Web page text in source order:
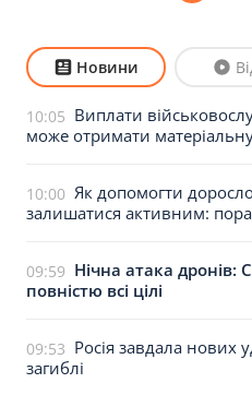
Новини
10:05 Виплати
може отримати
10:00 Як допомогти
залишатися активним:
09:59 Нічна атака дронів:
повністю всі цілі
09:53 Росія завдала нових
загиблі